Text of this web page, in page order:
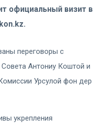
официальный визит в
переговоры с
Антониу Коштой и
Урсулой фон дер
укрепления